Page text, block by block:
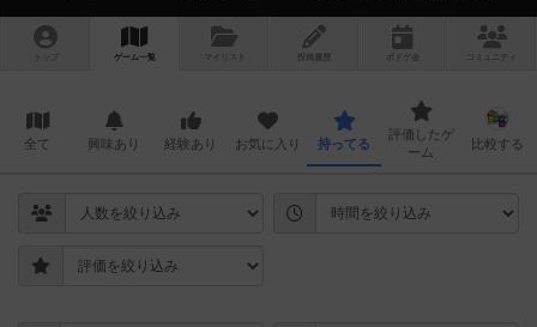
トップ ゲーム一覧 マイリスト 投稿履歴 ボ ドゲ コミュニティ
全て 興味あり 経験あり お気に入り 持ってる
評価したゲ
ーム
比較する